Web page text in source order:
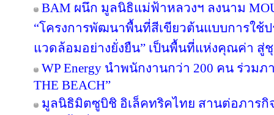
BAM ผนึก มูลนิธิแม่ฟ้าหลวงฯ ลงนาม
“โครงการพัฒนาพื้นที่สีเขียวต้นแบบการใช้
แวดล้อมอย่างยั่งยืน” เป็นพื้นที่แห่งคุณค่า สู่
WP Energy นำพนักงานกว่า 200 คน ร่วมภ
THE BEACH”
มูลนิธิมิตซูบิชิ อิเล็คทริคไทย สานต่อภาร